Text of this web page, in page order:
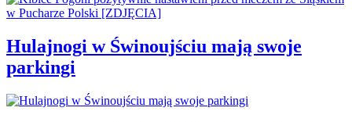
Hulajnogi w Świnoujściu mają swoje
parkingi